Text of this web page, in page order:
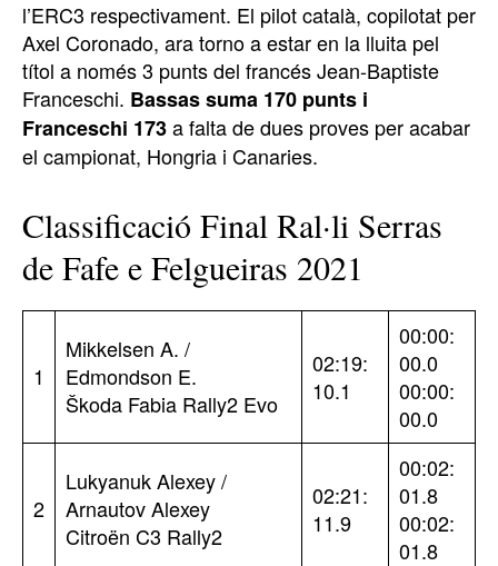
l’ERC3 respectivament. El pilot català, copilotat per
Axel Coronado, ara torno a estar en la lluita pel
títol a només 3 punts del francés Jean-Baptiste
Franceschi. Bassas suma 170 punts i
Franceschi 173a falta de dues proves per acabar
el campionat, Hongria i Canaries.
Classificació Final Ral·li Serras
de Fafe e Felgueiras 2021
1
Mikkelsen A. /
Edmondson E.
Škoda Fabia Rally2 Evo
02:19:
10.1
00:00:
00.0
00:00:
00.0
2
Lukyanuk Alexey /
Arnautov Alexey
Citroën C3 Rally2
02:21:
11.9
00:02:
01.8
00:02:
01.8